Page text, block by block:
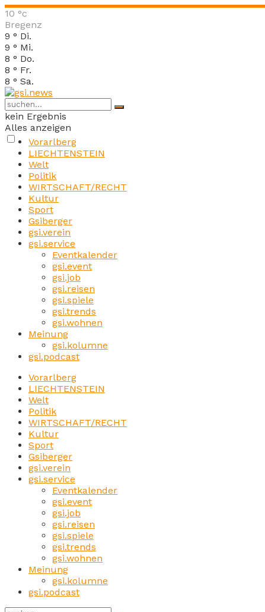
10 °c
Bregenz
9 ° Di.
9 ° Mi.
8 ° Do.
8 ° Fr.
8 ° Sa.
kein Ergebnis
Alles anzeigen
Vorarlberg
LIECHTENSTEIN
Welt
Politik
WIRTSCHAFT/RECHT
Kultur
Sport
Gsiberger
gsi.verein
gsi.service
Eventkalender
gsi.event
gsi.job
gsi.reisen
gsi.spiele
gsi.trends
gsi.wohnen
Meinung
gsi.kolumne
gsi.podcast
Vorarlberg
LIECHTENSTEIN
Welt
Politik
WIRTSCHAFT/RECHT
Kultur
Sport
Gsiberger
gsi.verein
gsi.service
Eventkalender
gsi.event
gsi.job
gsi.reisen
gsi.spiele
gsi.trends
gsi.wohnen
Meinung
gsi.kolumne
gsi.podcast